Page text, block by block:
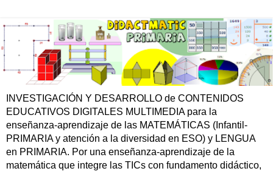
INVESTIGACIÓN Y DESARROLLO de CONTENIDOS
EDUCATIVOS DIGITALES MULTIMEDIA para la
enseñanza-aprendizaje de las MATEMÁTICAS (Infantil-
PRIMARIA y atención a la diversidad en ESO) y LENGUA
en PRIMARIA. Por una enseñanza-aprendizaje de la
matemática que integre las TICs con fundamento didáctico,